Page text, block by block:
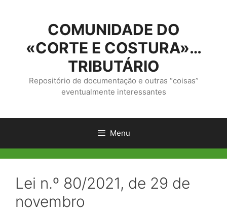
conteúdo
COMUNIDADE DO
«CORTE E COSTURA»…
TRIBUTÁRIO
Repositório de documentação e outras “coisas”
eventualmente interessantes
Menu
Lei n.º 80/2021, de 29 de
novembro